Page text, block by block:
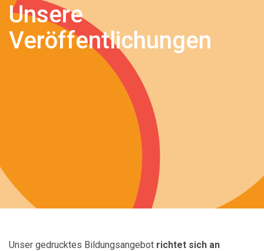
Unsere
Veröffentlichungen
Unser gedrucktes Bildungsangebot richtet sich an